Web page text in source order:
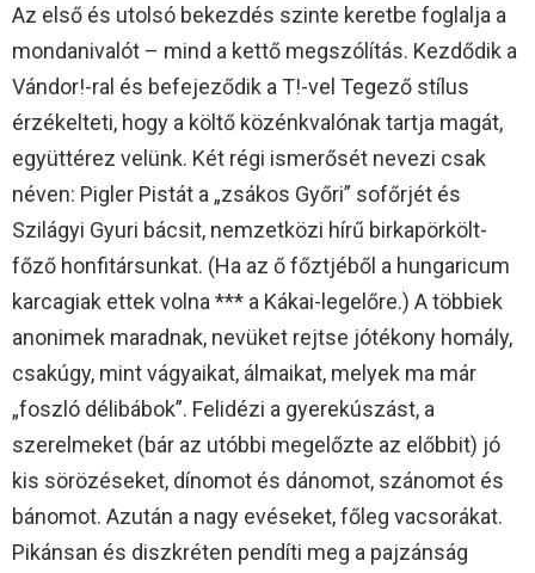
Az első és utolsó bekezdés szinte keretbe foglalja a
mondanivalót – mind a kettő megszólítás. Kezdődik a
Vándor!-ral és befejeződik a T!-vel Tegező stílus
érzékelteti, hogy a költő közénkvalónak tartja magát,
együttérez velünk. Két régi ismerősét nevezi csak
néven: Pigler Pistát a „zsákos Győri” sofőrjét és
Szilágyi Gyuri bácsit, nemzetközi hírű birkapörkölt-
főző honfitársunkat. (Ha az ő főztjéből a hungaricum
karcagiak ettek volna *** a Kákai-legelőre.) A többiek
anonimek maradnak, nevüket rejtse jótékony homály,
csakúgy, mint vágyaikat, álmaikat, melyek ma már
„foszló délibábok”. Felidézi a gyerekúszást, a
szerelmeket (bár az utóbbi megelőzte az előbbit) jó
kis sörözéseket, dínomot és dánomot, szánomot és
bánomot. Azután a nagy evéseket, főleg vacsorákat.
Pikánsan és diszkréten pendíti meg a pajzánság